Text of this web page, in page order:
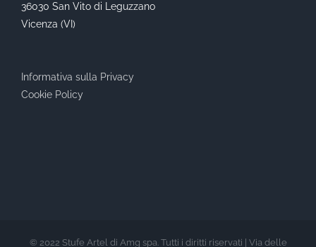
36030 San Vito di Leguzzano
Vicenza (VI)
Informativa sulla Privacy
Cookie Policy
© 2022 Stufe Artel di Amg spa. Tutti i diritti riservati | Via delle